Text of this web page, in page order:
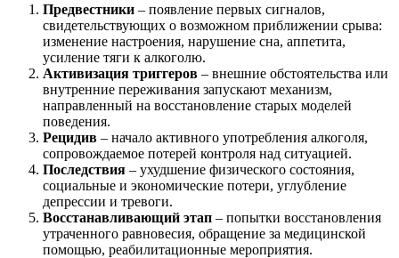
Предвестники – появление первых сигналов,
свидетельствующих о возможном приближении срыва:
изменение настроения, нарушение сна, аппетита,
усиление тяги к алкоголю.
Активизация триггеров – внешние обстоятельства или
внутренние переживания запускают механизм,
направленный на восстановление старых моделей
поведения.
Рецидив – начало активного употребления алкоголя,
сопровождаемое потерей контроля над ситуацией.
Последствия – ухудшение физического состояния,
социальные и экономические потери, углубление
депрессии и тревоги.
Восстанавливающий этап – попытки восстановления
утраченного равновесия, обращение за медицинской
помощью, реабилитационные мероприятия.